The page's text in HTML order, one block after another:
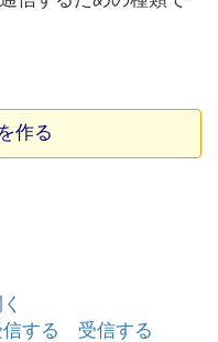
作る
する
受信する